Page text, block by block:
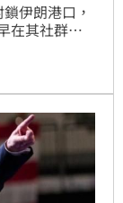
伊朗港口，
在其社群平
告，若有伊
至少 15 艘艦